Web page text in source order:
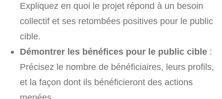
Expliquez en quoi le projet répond à un besoin
collectif et ses retombées positives pour le public
cible.
Démontrer les bénéfices pour le public cible :
Précisez le nombre de bénéficiaires, leurs profils,
et la façon dont ils bénéficieront des actions